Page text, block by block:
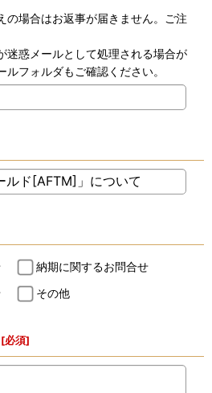
の場合はお返事が届きません。ご注
迷惑メールとして処理される場合が
フォルダもご確認ください。
納期に関するお問合せ
その他
[必須]